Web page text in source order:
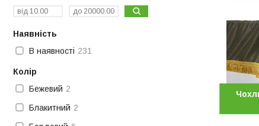
Наявність
В наявності 231
Колір
Бежевий 2
Блакитний 2